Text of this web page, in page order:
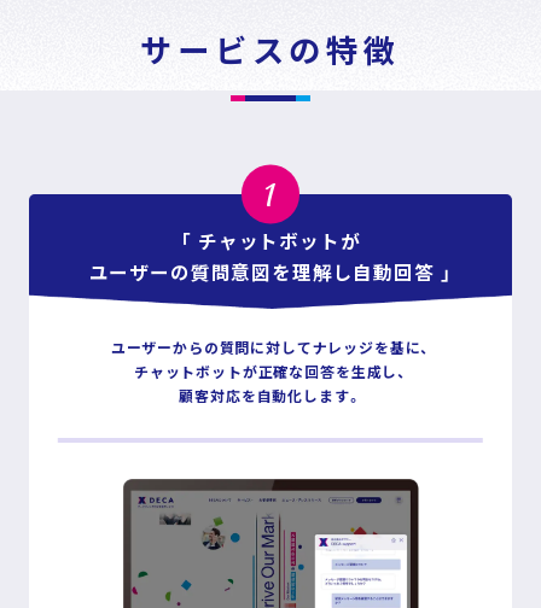
サービスの特徴
1
「 チャットボットが
ユーザーの質問意図を理解し自動回答 」
ユーザーからの質問に対してナレッジを基に、
チャットボットが正確な回答を生成し、
顧客対応を自動化します。